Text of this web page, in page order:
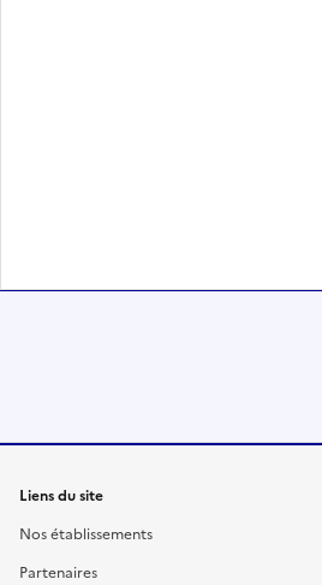
Liens du site
Nos établissements
Partenaires